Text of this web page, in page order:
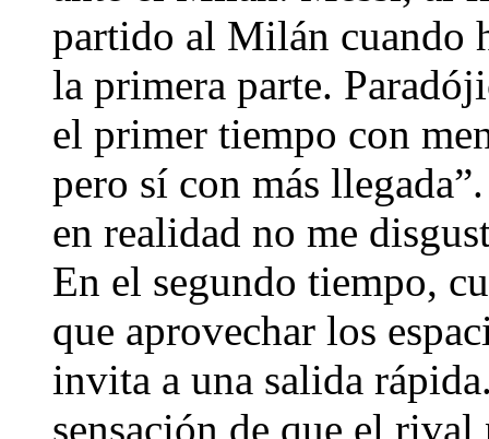
partido al Milán cuando
la primera parte.
el primer tiempo con
pero sí con más
en realidad no me
En el segundo tiempo,
que aprovechar los
invita a una salida
sensación de que el